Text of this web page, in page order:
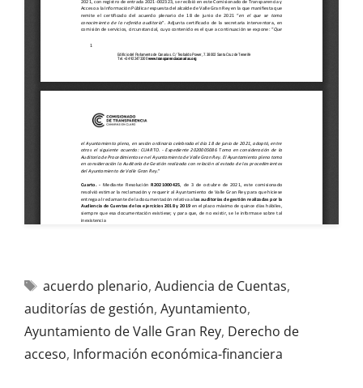
acuerdo plenario, Audiencia de Cuentas,
auditorías de gestión, Ayuntamiento,
Ayuntamiento de Valle Gran Rey, Derecho de
acceso, Información económica-financiera